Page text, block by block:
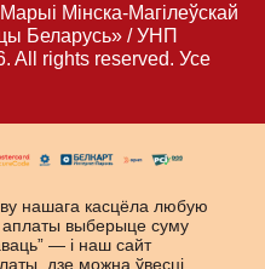
Мінска-Магілеўскай
Беларусь» / УНП
All rights reserved. Усе
нашага касцёла любую
выберыце суму
— і наш сайт
дзе можна ўвесці